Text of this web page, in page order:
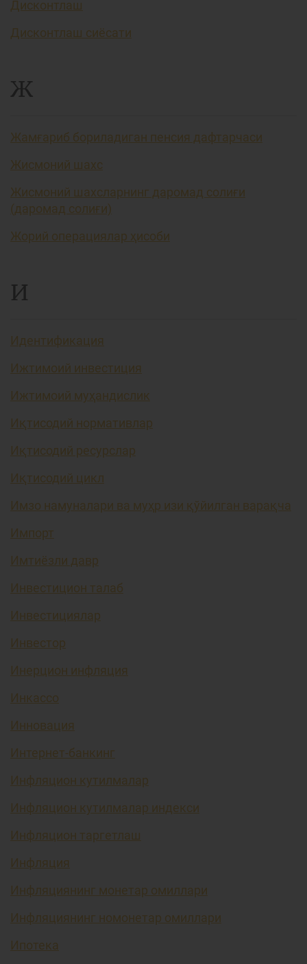
Дисконтлаш
Дисконтлаш сиёсати
Ж
Жамғариб бориладиган пенсия дафтарчаси
Жисмоний шахс
Жисмоний шахсларнинг даромад солиғи
(даромад солиғи)
Жорий операциялар ҳисоби
И
Идентификация
Ижтимоий инвестиция
Ижтимоий муҳандислик
Иқтисодий нормативлар
Иқтисодий ресурслар
Иқтисодий цикл
Имзо намуналари ва муҳр изи қўйилган варақча
Импорт
Имтиёзли давр
Инвестицион талаб
Инвестициялар
Инвестор
Инерцион инфляция
Инкассо
Инновация
Интернет-банкинг
Инфляцион кутилмалар
Инфляцион кутилмалар индекси
Инфляцион таргетлаш
Инфляция
Инфляциянинг монетар омиллари
Инфляциянинг номонетар омиллари
Ипотека